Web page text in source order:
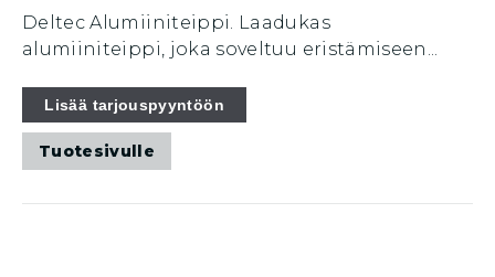
Deltec Alumiiniteippi. Laadukas
alumiiniteippi, joka soveltuu eristämiseen...
Lisää tarjouspyyntöön
Tuotesivulle